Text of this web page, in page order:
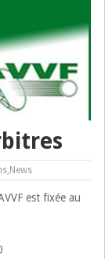
, News
est fixée au